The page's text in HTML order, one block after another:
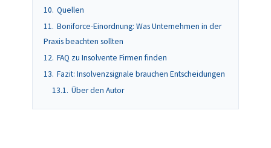
10. Quellen
11. Boniforce-Einordnung: Was Unternehmen in der
Praxis beachten sollten
12. FAQ zu Insolvente Firmen finden
13. Fazit: Insolvenzsignale brauchen Entscheidungen
13.1. Über den Autor